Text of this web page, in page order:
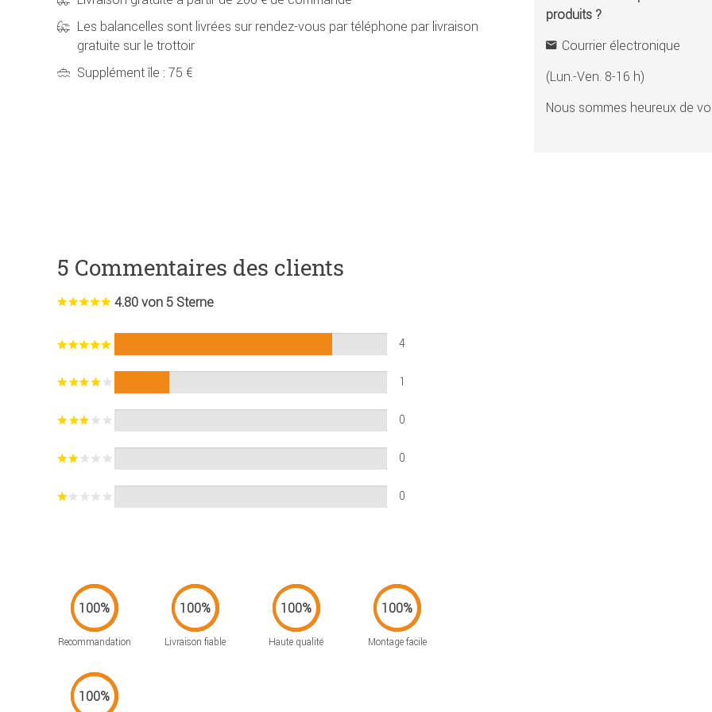
Les balancelles sont livrées sur rendez-vous par téléphone par livraison
gratuite sur le trottoir
Supplément île : 75 €
produits ?
Courrier électronique
(Lun.-Ven. 8-16 h)
Nous sommes heureux de
5 Commentaires des clients
4.80 von 5 Sterne
4
1
0
0
0
Recommandation Livraison fiable Haute qualité Montage facile